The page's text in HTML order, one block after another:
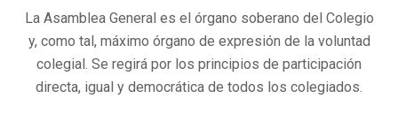
La Asamblea General es el órgano soberano del Colegio
y, como tal, máximo órgano de expresión de la voluntad
colegial. Se regirá por los principios de participación
directa, igual y democrática de todos los colegiados.